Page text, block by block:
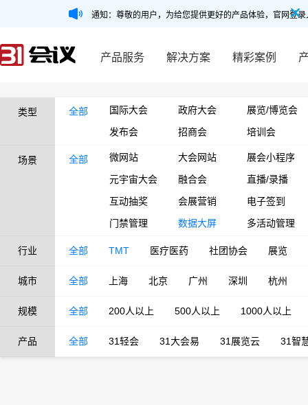
通知：尊敬的用户，为给您提供更好的产品体验，官网登
产品服务 解决方案 精彩案例
类型 全部 国际大会 政府大会
展览/博览会
发布会
招商会 培训会
场景 全部 微网站 大会网站
展会小程序
元宇宙大会
融合会
直播/录播
互动抽奖
会展营销
电子签到
门禁管理
数据大屏 多活动管理
行业 全部 TMT 医疗医药 社团协会 展览
城市 全部 上海 北京 广州 深圳 杭州
规模 全部 200人以上 500人以上 1000人以上
产品 全部 31轻会 31大会易 31展览云 31智